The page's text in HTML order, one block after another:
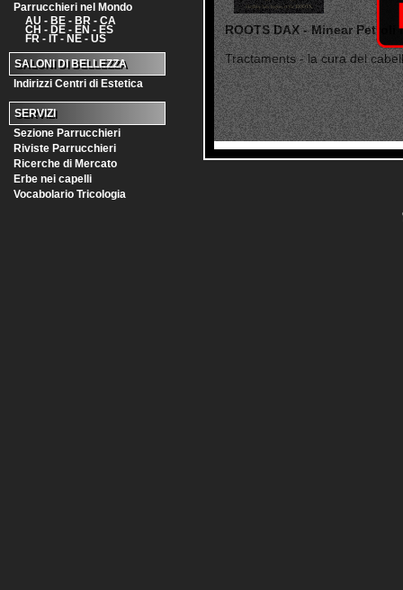
Parrucchieri nel Mondo
AU - BE - BR - CA
CH - DE - EN - ES
FR - IT - NE - US
SALONI DI BELLEZZA
Indirizzi Centri di Estetica
SERVIZI
Sezione Parrucchieri
Riviste Parrucchieri
Ricerche di Mercato
Erbe nei capelli
Vocabolario Tricologia
ROOTS DAX - Minear
Tractaments - la cura del